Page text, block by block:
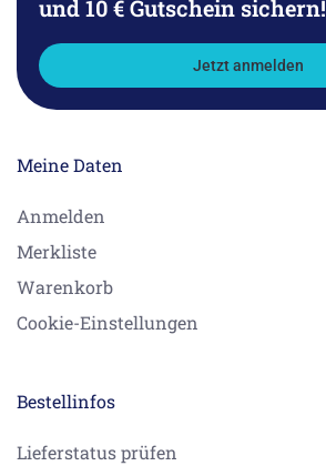
und 10 € Gutschein sichern!
Jetzt anmelden
Meine Daten
Anmelden
Merkliste
Warenkorb
Cookie-Einstellungen
Bestellinfos
Lieferstatus prüfen